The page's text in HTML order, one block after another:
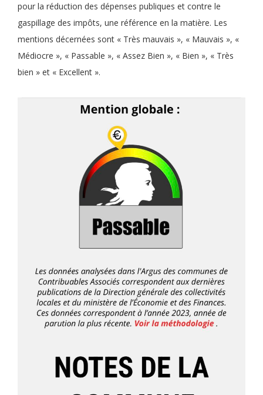
pour la réduction des dépenses publiques et contre le
gaspillage des impôts, une référence en la matière. Les
mentions décernées sont « Très mauvais », « Mauvais », «
Médiocre », « Passable », « Assez Bien », « Bien », « Très
bien » et « Excellent ».